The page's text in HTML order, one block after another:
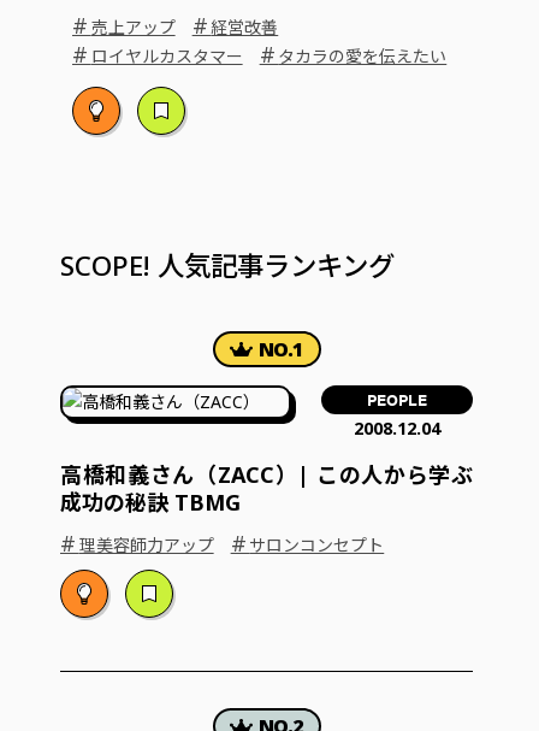
# 売上アップ # 経営改善
# ロイヤルカスタマー # タカラの愛を伝えたい
SCOPE! 人気記事ランキング
PEOPLE
2008.12.04
高橋和義さん（ZACC）| この人から学ぶ
成功の秘訣 TBMG
# 理美容師力アップ # サロンコンセプト